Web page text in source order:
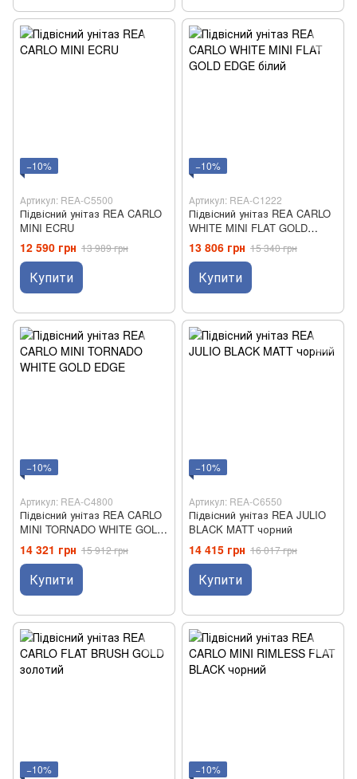
−10%
Артикул: REA-C5500
Підвісний унітаз REA CARLO
MINI ECRU
12 590 грн 13 989 грн
Купити
−10%
Артикул: REA-C1222
Підвісний унітаз REA CARLO
WHITE MINI FLAT GOLD
EDGE білий
13 806 грн 15 340 грн
Купити
−10%
Артикул: REA-C4800
Підвісний унітаз REA CARLO
MINI TORNADO WHITE GOLD
EDGE
14 321 грн 15 912 грн
Купити
−10%
Артикул: REA-C6550
Підвісний унітаз REA JULIO
BLACK MATT чорний
14 415 грн 16 017 грн
Купити
−10% −10%